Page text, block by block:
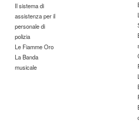
Il sistema di
assistenza per il
personale di
polizia
Le Fiamme Oro
La Banda
musicale